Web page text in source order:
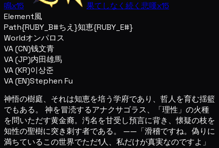
鳴x15 果てしなく続く悲嘆x15
Element風
Path{RUBY_B#ちえ}知恵{RUBY_E#}
Worldオンパロス
VA (CN)钱文青
VA (JP)内田雄馬
VA (KR)이상준
VA (EN)Stephen Fu
神悟の樹庭、それは知恵を培う学府であり、哲人を育む揺籃
でもある。 神を冒涜するアナクサゴラス、「理性」の火種
を問いただす黄金裔。汚名を甘受し預言に背き、懐疑の枝を
知性の聖樹に突き刺す者である。 ——「滑稽ですね。偽りに
満ちているこの世界でただ1人、私だけが真実なのですよ」